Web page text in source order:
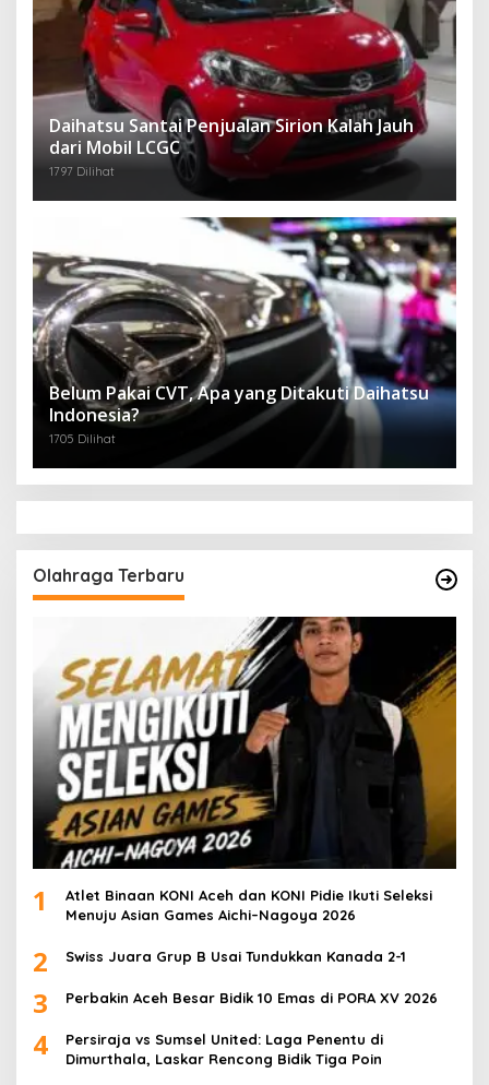
Daihatsu Santai Penjualan Sirion Kalah Jauh
dari Mobil LCGC
1797 Dilihat
Belum Pakai CVT, Apa yang Ditakuti Daihatsu
Indonesia?
1705 Dilihat
Olahraga Terbaru
1
Atlet Binaan KONI Aceh dan KONI Pidie Ikuti Seleksi
Menuju Asian Games Aichi–Nagoya 2026
2 Swiss Juara Grup B Usai Tundukkan Kanada 2-1
3 Perbakin Aceh Besar Bidik 10 Emas di PORA XV 2026
4
Persiraja vs Sumsel United: Laga Penentu di
Dimurthala, Laskar Rencong Bidik Tiga Poin